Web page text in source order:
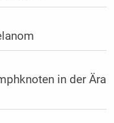
in der Ära